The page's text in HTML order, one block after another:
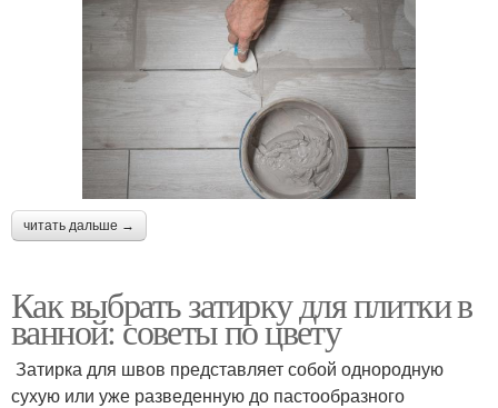
читать дальше →
Как выбрать затирку для плитки в
ванной: советы по цвету
Затирка для швов представляет собой однородную
сухую или уже разведенную до пастообразного